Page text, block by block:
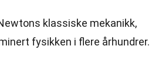
klassiske mekanikk,
fysikken i flere århundrer.